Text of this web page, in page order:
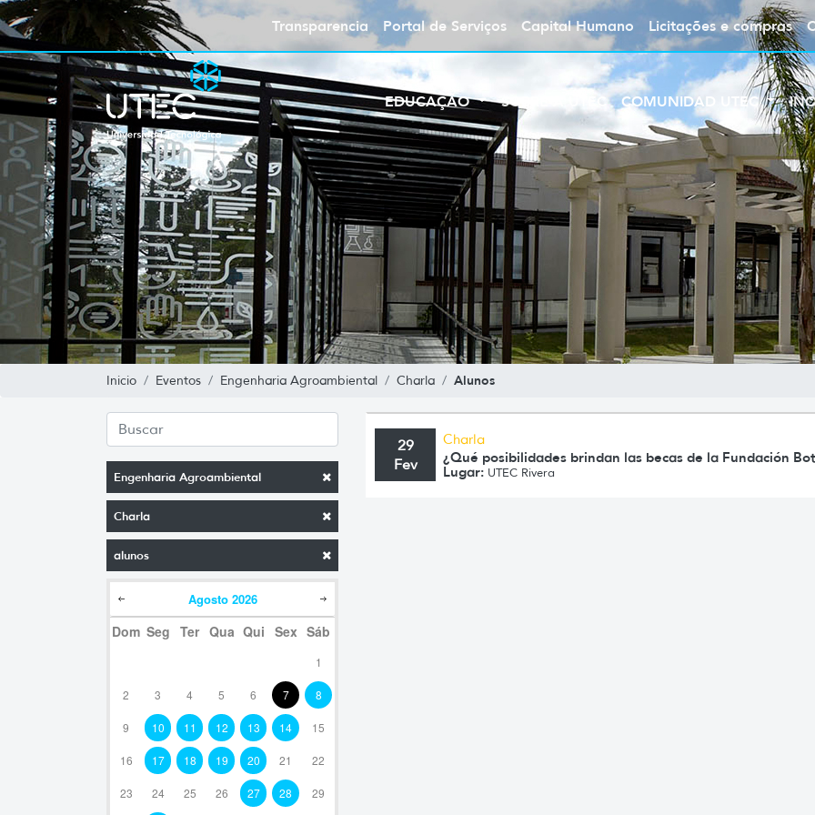
Transparencia Portal de Serviços Capital Humano Licitações e compras
EDUCAÇÃO SOBRE A UTEC COMUNIDAD UTEC
Inicio Eventos Engenharia Agroambiental Charla Alunos
Engenharia Agroambiental
Charla
alunos
Agosto 2026
Dom Seg Ter Qua Qui Sex Sáb
1
2 3 4 5 6 7 8
9 10 11 12 13 14 15
16 17 18 19 20 21 22
23 24 25 26 27 28 29
29
Fev
Charla
¿Qué posibilidades brindan las becas de la Fundación
Lugar: UTEC Rivera